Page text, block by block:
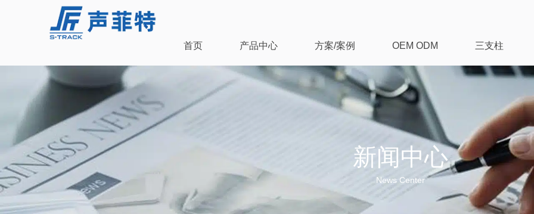
首页 产品中心 方案/案例 OEM ODM 三支柱
新闻中心
News Center